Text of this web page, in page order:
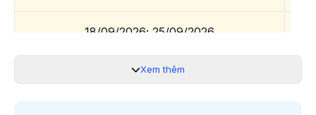
18/09/2026; 25/09/2026
02/10/2026; 09/10/2026; 16/10/2026
Xem thêm